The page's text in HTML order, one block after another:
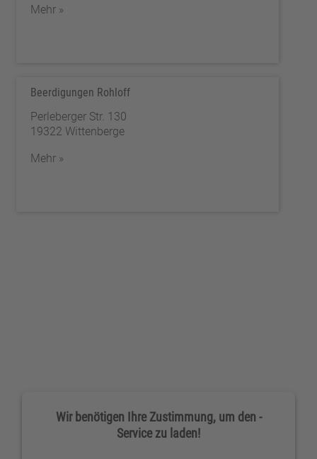
Mehr »
Beerdigungen Rohloff
Perleberger Str. 130
19322 Wittenberge
Mehr »
Wir benötigen Ihre Zustimmung, um den -
Service zu laden!